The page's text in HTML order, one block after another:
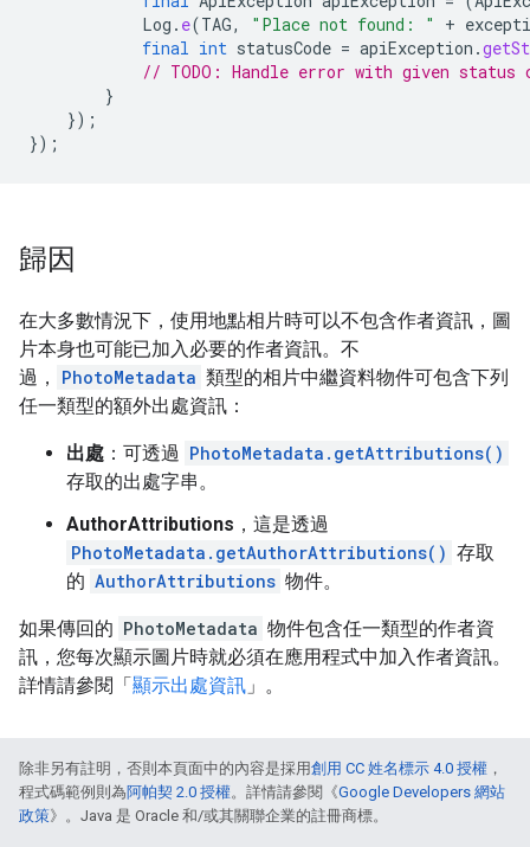
Log . e(TAG, "Place not found: " +
final int statusCode = apiException .
// TODO: Handle error with given status
}
});
});
歸因
在大多數情況下，使用地點相片時可以不包含作者資訊，圖
片本身也可能已加入必要的作者資訊。不
過，
PhotoMetadata 類型的相片中繼資料物件可包含下列
任一類型的額外出處資訊：
出處 ：可透過 PhotoMetadata.getAttributions()
存取的出處字串。
AuthorAttributions ，這是透過
PhotoMetadata.getAuthorAttributions() 存取
的 AuthorAttributions 物件。
如果傳回的 PhotoMetadata 物件包含任一類型的作者資
訊，您每次顯示圖片時就必須在應用程式中加入作者資訊。
詳情請參閱「顯示出處資訊 」。
除非另有註明，否則本頁面中的內容是採用創用 CC 姓名標示 4.0 授權 ，
程式碼範例則為阿帕契 2.0 授權。詳情請參閱《Google Developers 網站
政策》。Java 是 Oracle 和/或其關聯企業的註冊商標。